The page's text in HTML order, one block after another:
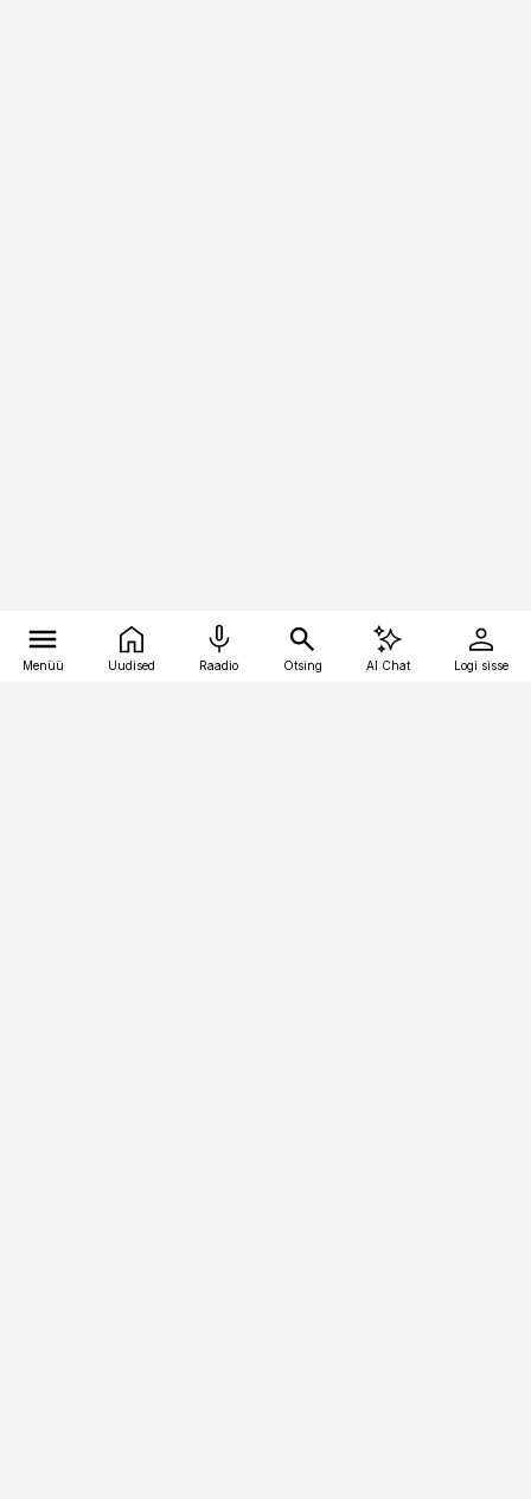
Menüü Uudised Raadio Otsing AI Chat Logi sisse